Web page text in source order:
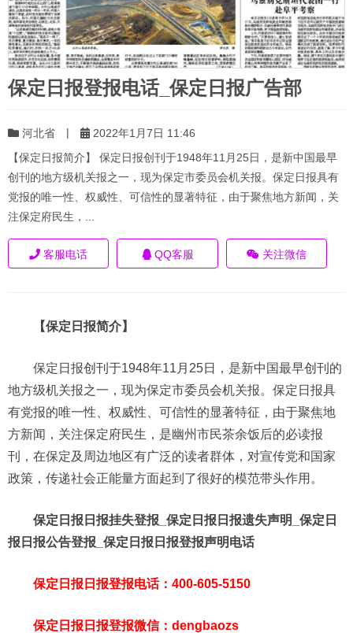
保定日报登报电话_保定日报广告部
河北省 |
2022年1月7日 11:46
【保定日报简介】 保定日报创刊于1948年11月25日，是新中国最早
创刊的地方级机关报之一，现为保定市委员会机关报。保定日报具有
党报的唯一性、权威性、可信性的显著特征，由于聚焦地方新闻，关
注保定府民生，...
客服电话 QQ客服 关注微信
【保定日报简介】
保定日报创刊于1948年11月25日，是新中国最早创刊的
地方级机关报之一，现为保定市委员会机关报。保定日报具
有党报的唯一性、权威性、可信性的显著特征，由于聚焦地
方新闻，关注保定府民生，是幽州市民茶余饭后的必读报
刊，在保定及周边地区有广泛的读者群体，对宣传党和国家
政策，传递社会正能量方面起到了很好的模范带头作用。
保定日报日报挂失登报_保定日报日报遗失声明_保定日
报日报公告登报_保定日报日报登报声明电话
保定日报日报登报电话：400-605-5150
保定日报日报登报微信：dengbaozs